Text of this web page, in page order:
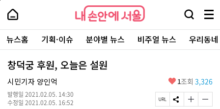
본
로
가
내
손
안
에
서
울
-
서
울
시
대
표
내
손
에
울
검
창
열
기
메
뉴
전
체
보
주
요
서
뉴스홈 기획·이슈 분야별 뉴스 비주얼 뉴스 우리동
창덕궁 후원, 오늘은 설원
시민기자 양인억
발행일 2021.02.05. 14:30
수정일 2021.02.05. 16:52
좋
요
1조회 3,326
페 S 글 글
페
상
단
로